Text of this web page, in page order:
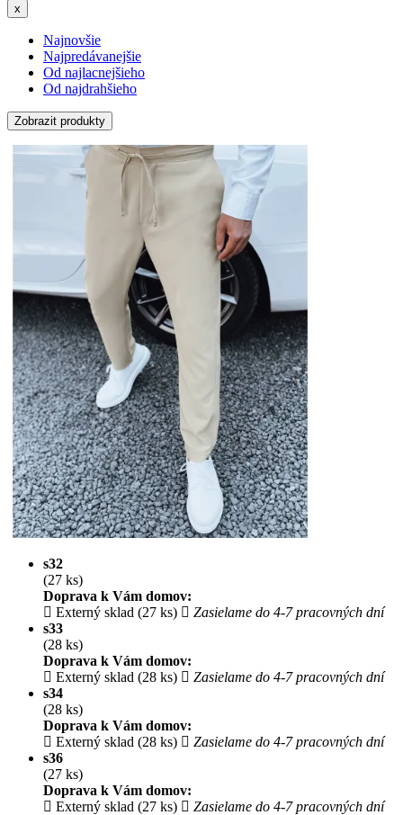
x
Najnovšie
Najpredávanejšie
Od najlacnejšieho
Od najdrahšieho
Zobrazit produkty
s32
(27 ks)
Doprava k Vám domov:
Externý sklad (27 ks)
Zasielame do 4-7 pracovných dní
s33
(28 ks)
Doprava k Vám domov:
Externý sklad (28 ks)
Zasielame do 4-7 pracovných dní
s34
(28 ks)
Doprava k Vám domov:
Externý sklad (28 ks)
Zasielame do 4-7 pracovných dní
s36
(27 ks)
Doprava k Vám domov:
Externý sklad (27 ks)
Zasielame do 4-7 pracovných dní